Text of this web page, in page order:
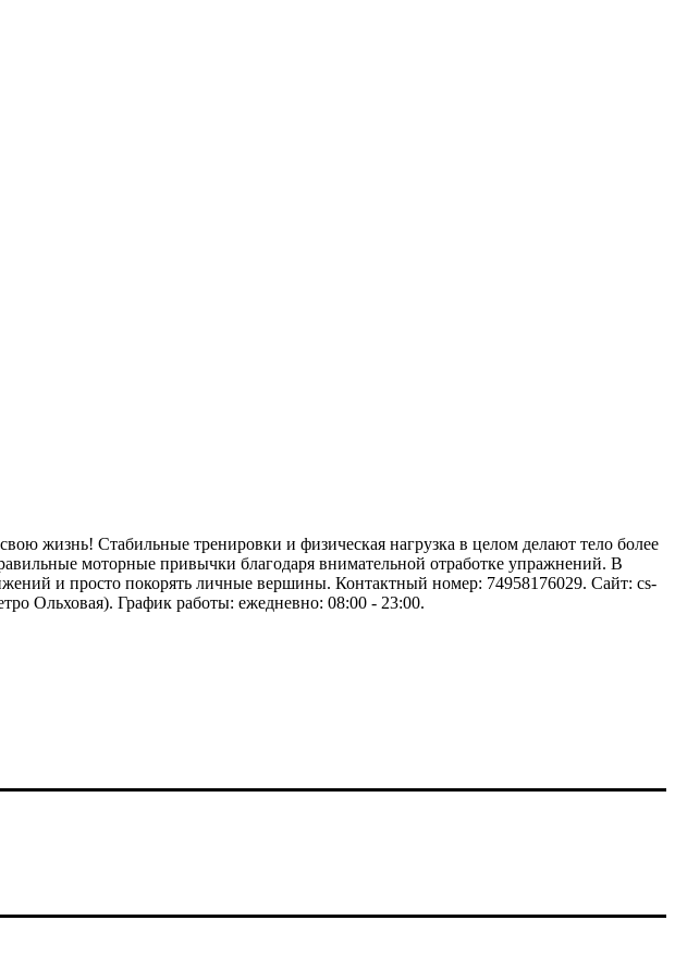
жизнь! Стабильные тренировки и физическая нагрузка в целом делают тело более
моторные привычки благодаря внимательной отработке упражнений. В
и просто покорять личные вершины. Контактный номер: 74958176029. Сайт: cs-
Ольховая). График работы: ежедневно: 08:00 - 23:00.